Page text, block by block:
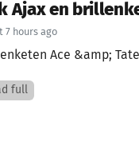
Ajax en
7 hours ago
Ace &amp;
full